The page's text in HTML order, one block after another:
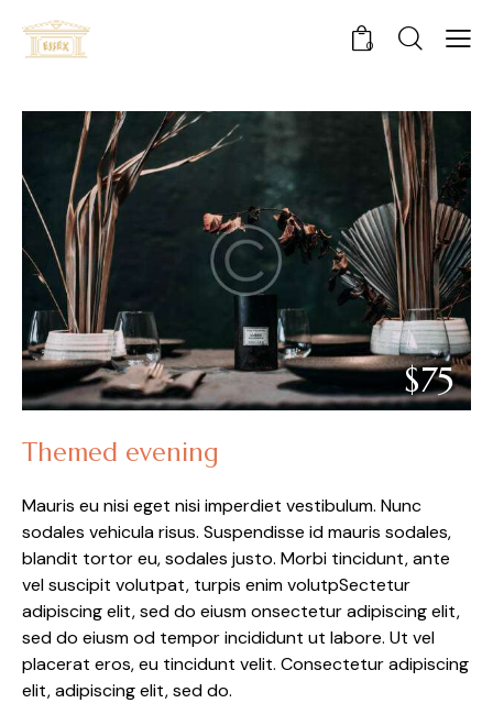
0
$75
Themed evening
Mauris eu nisi eget nisi imperdiet vestibulum. Nunc
sodales vehicula risus. Suspendisse id mauris sodales,
blandit tortor eu, sodales justo. Morbi tincidunt, ante
vel suscipit volutpat, turpis enim volutpSectetur
adipiscing elit, sed do eiusm onsectetur adipiscing elit,
sed do eiusm od tempor incididunt ut labore. Ut vel
placerat eros, eu tincidunt velit. Consectetur adipiscing
elit, adipiscing elit, sed do.